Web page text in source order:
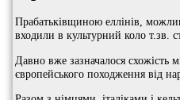
Прабатьківщиною еллінів,
входили в культурний коло т.зв.
Давно вже зазначалося схожість
європейського походження від